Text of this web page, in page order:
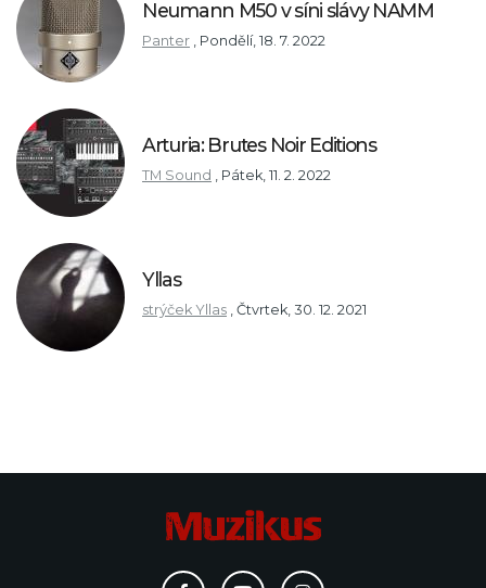
Neumann M50 v síni slávy NAMM
Panter Pondělí, 18. 7. 2022
Arturia: Brutes Noir Editions
TM Sound Pátek, 11. 2. 2022
Yllas
strýček Yllas Čtvrtek, 30. 12. 2021